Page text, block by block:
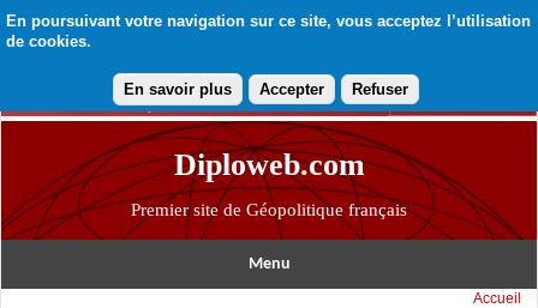
En poursuivant votre navigation sur ce site, vous acceptez l’utilisation
de cookies.
En savoir plus Accepter Refuser
Diploweb.com
Premier site de Géopolitique français
Menu
Accueil